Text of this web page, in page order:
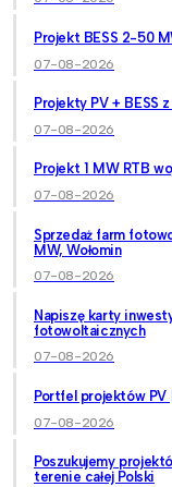
Projekt BESS 2-50
07-08-2026
Projekty PV + BESS
07-08-2026
Projekt 1 MW RTB
07-08-2026
Sprzedaż farm
MW, Wołomin
07-08-2026
Napiszę karty
fotowoltaicznych
07-08-2026
Portfel projektów PV
07-08-2026
Poszukujemy
terenie całej Polski